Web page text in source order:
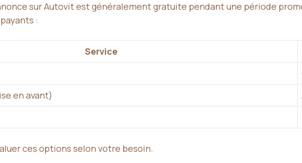
sur Autovit est généralement gratuite pendant une période
:
Service
en avant)
ces options selon votre besoin.